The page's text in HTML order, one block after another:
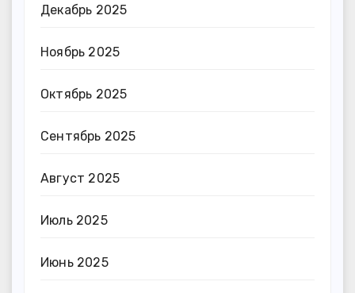
Декабрь 2025
Ноябрь 2025
Октябрь 2025
Сентябрь 2025
Август 2025
Июль 2025
Июнь 2025